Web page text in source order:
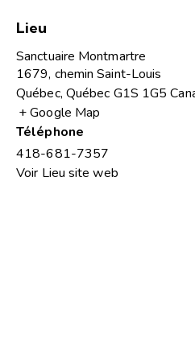
Lieu
Sanctuaire Montmartre
1679, chemin Saint-Louis
Québec, Québec G1S 1G5
+ Google Map
Téléphone
418-681-7357
Voir Lieu site web